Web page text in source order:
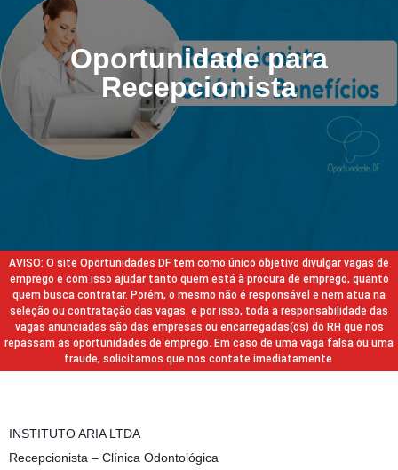
Oportunidade para
Recepcionista
AVISO: O site Oportunidades DF tem como único objetivo divulgar vagas de
emprego e com isso ajudar tanto quem está à procura de emprego, quanto
quem busca contratar. Porém, o mesmo não é responsável e nem atua na
seleção ou contratação das vagas. e por isso, toda a responsabilidade das
vagas anunciadas são das empresas ou encarregadas(os) do RH que nos
repassam as oportunidades de emprego. Em caso de uma vaga falsa ou uma
fraude, solicitamos que nos contate imediatamente.
INSTITUTO ARIA LTDA
Recepcionista – Clínica Odontológica